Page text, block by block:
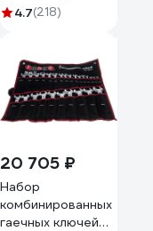
32 мм, 25шт.,
6-32мм, GDWSP-
25
4.7(218)
20 705 ₽
Набор
комбинированных
гаечных ключей